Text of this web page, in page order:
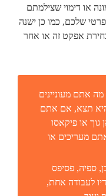
או דימוי שצילמתם
שלכם, כמו כן ישנה
בחירת אפקט זה או אחר
אתם מעוניינים
תצא, אם אתם
גוך או פיקאסו
מעריכים או
ספיה, פסיפס
לעבודה אחת,